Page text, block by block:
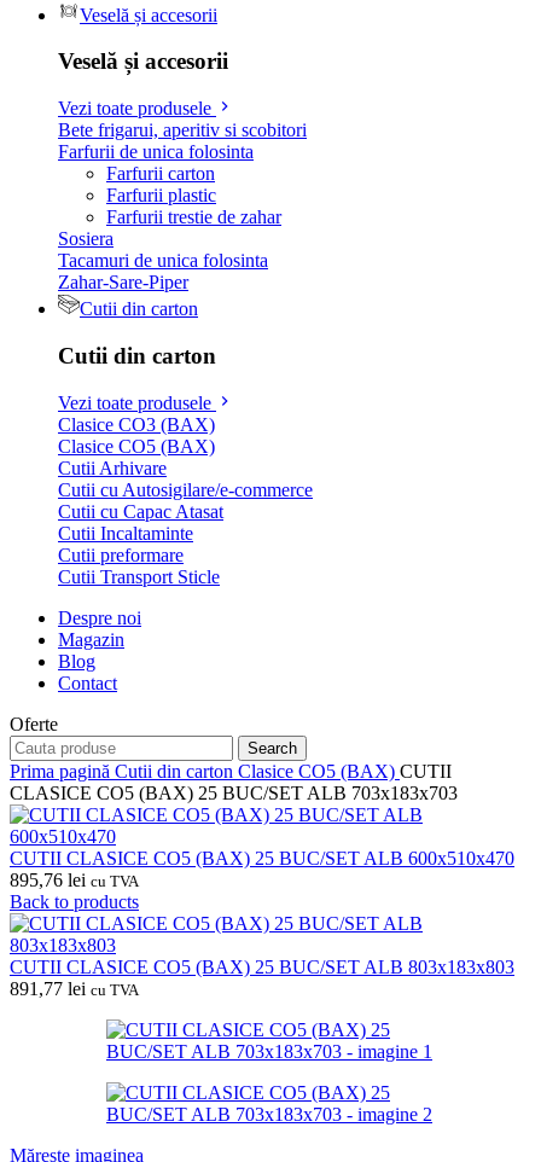
Veselă și accesorii
Veselă și accesorii
Vezi toate produsele
Bete frigarui, aperitiv si scobitori
Farfurii de unica folosinta
Farfurii carton
Farfurii plastic
Farfurii trestie de zahar
Sosiera
Tacamuri de unica folosinta
Zahar-Sare-Piper
Cutii din carton
Cutii din carton
Vezi toate produsele
Clasice CO3 (BAX)
Clasice CO5 (BAX)
Cutii Arhivare
Cutii cu Autosigilare/e-commerce
Cutii cu Capac Atasat
Cutii Incaltaminte
Cutii preformare
Cutii Transport Sticle
Despre noi
Magazin
Blog
Contact
Oferte
Search
Prima pagină Cutii din carton Clasice CO5 (BAX) CUTII
CLASICE CO5 (BAX) 25 BUC/SET ALB 703x183x703
CUTII CLASICE CO5 (BAX) 25 BUC/SET ALB 600x510x470
895,76 lei cu TVA
Back to products
CUTII CLASICE CO5 (BAX) 25 BUC/SET ALB 803x183x803
891,77 lei cu TVA
Mărește imaginea